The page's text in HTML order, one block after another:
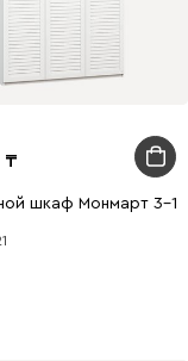
шкаф Монмарт 3-